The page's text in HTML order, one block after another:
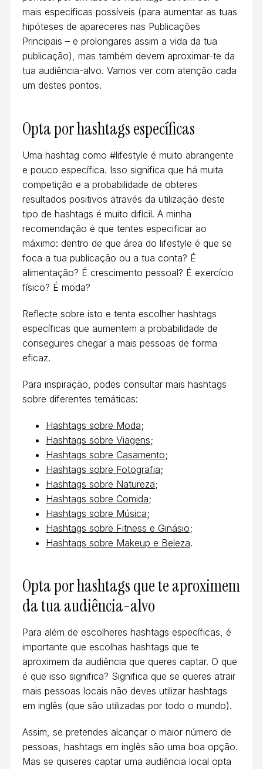
mais específicas possíveis (para aumentar as tuas
hipóteses de apareceres nas Publicações
Principais – e prolongares assim a vida da tua
publicação), mas também devem aproximar-te da
tua audiência-alvo. Vamos ver com atenção cada
um destes pontos.
Opta por hashtags específicas
Uma hashtag como #lifestyle é muito abrangente
e pouco específica. Isso significa que há muita
competição e a probabilidade de obteres
resultados positivos através da utilização deste
tipo de hashtags é muito difícil. A minha
recomendação é que tentes especificar ao
máximo: dentro de que área do lifestyle é que se
foca a tua publicação ou a tua conta? É
alimentação? É crescimento pessoal? É exercício
físico? É moda?
Reflecte sobre isto e tenta escolher hashtags
específicas que aumentem a probabilidade de
conseguires chegar a mais pessoas de forma
eficaz.
Para inspiração, podes consultar mais hashtags
sobre diferentes temáticas:
Hashtags sobre Moda;
Hashtags sobre Viagens;
Hashtags sobre Casamento;
Hashtags sobre Fotografia;
Hashtags sobre Natureza;
Hashtags sobre Comida;
Hashtags sobre Música;
Hashtags sobre Fitness e Ginásio;
Hashtags sobre Makeup e Beleza.
Opta por hashtags que te aproximem
da tua audiência-alvo
Para além de escolheres hashtags específicas, é
importante que escolhas hashtags que te
aproximem da audiência que queres captar. O que
é que isso significa? Significa que se queres atrair
mais pessoas locais não deves utilizar hashtags
em inglês (que são utilizadas por todo o mundo).
Assim, se pretendes alcançar o maior número de
pessoas, hashtags em inglês são uma boa opção.
Mas se quiseres captar uma audiência local opta